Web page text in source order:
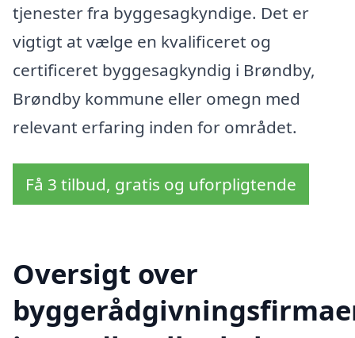
tjenester fra byggesagkyndige. Det er
vigtigt at vælge en kvalificeret og
certificeret byggesagkyndig i Brøndby,
Brøndby kommune eller omegn med
relevant erfaring inden for området.
Få 3 tilbud, gratis og uforpligtende
Oversigt over